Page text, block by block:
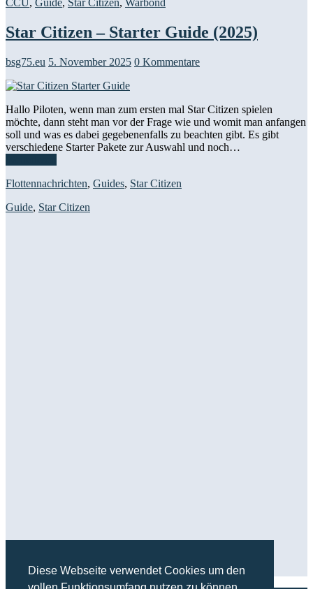
Diese Webseite verwendet Cookies um den
CCU, Guide, Star Citizen, Warbond
Star Citizen – Starter Guide (2025)
bsg75.eu 5. November 2025 0 Kommentare
Hallo Piloten, wenn man zum ersten mal Star Citizen spielen
möchte, dann steht man vor der Frage wie und womit man anfangen
soll und was es dabei gegebenenfalls zu beachten gibt. Es gibt
verschiedene Starter Pakete zur Auswahl und noch…
Flottennachrichten, Guides, Star Citizen
Guide, Star Citizen